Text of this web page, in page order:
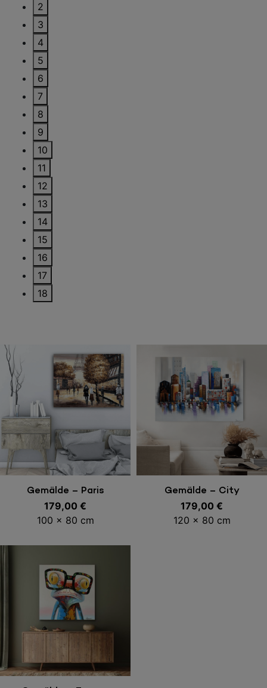
2
3
4
5
6
7
8
9
10
11
12
13
14
15
16
17
18
In den Warenkorb
Gemälde – Paris
179,00 €
100 x 80 cm
In den Warenkorb
Gemälde – City
179,00 €
120 x 80 cm